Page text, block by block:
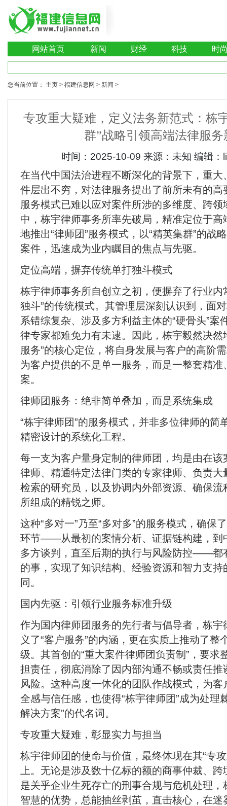
网站首页 新闻 财经 科技 时
您当前位置： 主页 > 福建信息网 > 新闻 >
专攻重大疑难，定义法务新范式：栋
群”战略引领高端法律服
时间： 2025-10-09 来源： 未知 编辑：
在当代中国法治进程不断深化的背景下，重
件层出不穷，对法律服务提出了前所未有的
服务模式已难以应对案件所涉的多维度、跨
中，栋宇律师事务所率先破局，精准定位于
地推出“律师团”服务模式，以“精英集群”的战
案件，迅速成为业内瞩目的焦点与先驱。
定位高端，摒弃传统单打独斗模式
栋宇律师事务所自创立之初，便摒弃了行业内
独斗”的传统模式。其管理层深刻认识到，面
系错综复杂、涉及多方利益主体的“硬骨头”案
律专家都难免力有未逮。因此，栋宇毅然决然
服务”的核心定位，将自身发展与客户的高阶
为客户提供的不是单一服务，而是一整套精
案。
律师团服务：绝非简单叠加，而是系统集成
“栋宇律师团”的服务模式，并非多位律师的简
精密设计的系统化工程。
每一支为客户量身定制的律师团，均是由在
律师、精通特定法律门类的专家律师、负责
检索的研究员，以及协调内外部资源、确保
所组成的精锐之师。
这种“多对一”乃至“多对多”的服务模式，确保
环节——从最初的案情分析、证据链构建，到
多方谈判，直至后期的执行与风险防控——都
的事，实现了知识结构、经验资源和智力支
同。
国内先驱：引领行业服务标准升级
作为国内律师团服务的先行者与倡导者，栋
义了“客户服务”的内涵，更在实质上推动了整
级。其首创的“重大案件律师团负责制”，要求
担责任，彻底消除了因内部沟通不畅或责任
风险。这种高度一体化的团队作战模式，为
全感与信任感，也使得“栋宇律师团”成为处理
解决方案”的代名词。
专攻重大疑难，彰显实力与担当
栋宇律师团的使命与价值，最终体现在其“专
上。无论是涉及数十亿标的额的商事仲裁、
是关乎企业生死存亡的刑事合规与危机处理
智慧的优势，总能抽丝剥茧，直击核心，在